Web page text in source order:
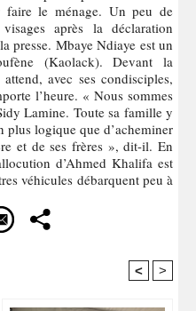
le ménage. Un peu de
après la déclaration
presse. Mbaye Ndiaye est un
(Kaolack). Devant la
avec ses condisciples,
l’heure. « Nous sommes
Lamine. Toute sa famille y
logique que d’acheminer
et de ses frères », dit-il. En
d’Ahmed Khalifa est
véhicules débarquent peu à
< >